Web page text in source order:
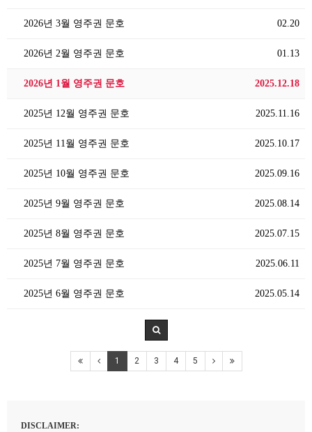
02.20
2026년 3월 영주권 문호
01.13
2026년 2월 영주권 문호
2025.12.18
2026년 1월 영주권 문호
2025.11.16
2025년 12월 영주권 문호
2025.10.17
2025년 11월 영주권 문호
2025.09.16
2025년 10월 영주권 문호
2025.08.14
2025년 9월 영주권 문호
2025.07.15
2025년 8월 영주권 문호
2025.06.11
2025년 7월 영주권 문호
2025.05.14
2025년 6월 영주권 문호
1 2 3 4 5
DISCLAIMER: